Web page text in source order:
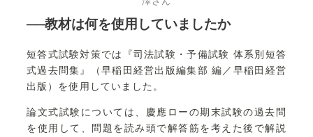
──教材は何を使用していましたか
短答式試験対策では『司法試験・予備試験 体系別短答
式過去問集』（早稲田経営出版編集部 編／早稲田経営
出版）を使用していました。
論文式試験については、慶應ローの期末試験の過去問
を使用して、問題を読み頭で解答筋を考えた後で解説